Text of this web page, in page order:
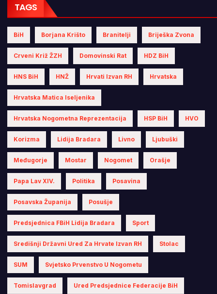
TAGS
BiH Borjana Krišto Branitelji Briješka Zvona
Crveni Križ ŽZH Domovinski Rat HDZ BiH
HNS BiH HNŽ Hrvati Izvan RH Hrvatska
Hrvatska Matica Iseljenika
Hrvatska Nogometna Reprezentacija HSP BiH HVO
Korizma Lidija Bradara Livno Ljubuški
Međugorje Mostar Nogomet Orašje
Papa Lav XIV. Politika Posavina
Posavska Županija Posušje
Predsjednica FBiH Lidija Bradara Sport
Središnji Državni Ured Za Hrvate Izvan RH Stolac
SUM Svjetsko Prvenstvo U Nogometu
Tomislavgrad Ured Predsjednice Federacije BiH